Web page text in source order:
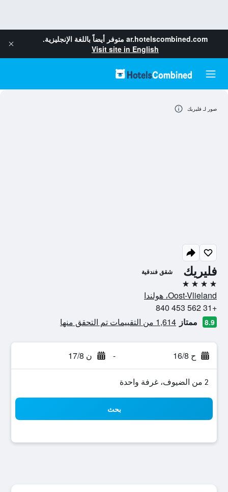
ar.hotelscombined.com متوفر أيضاً باللغة الإنجليزية.
Visit site in English
فليريك شقق فندقية
4 نجوم
Oost-Vlieland، هولندا
+31 562 453 840
8.9 ممتاز 1,614 من التقييمات تم التحقق منها
ح 16/8 - ن 17/8
2 من الضيوف، غرفة واحدة
بحث
صور لـ فليريك